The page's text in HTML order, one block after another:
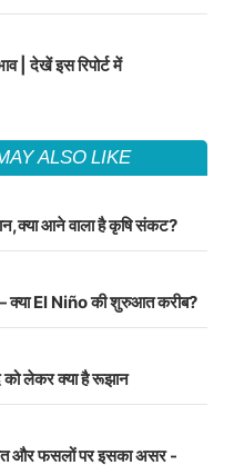
| देखें इस रिपोर्ट में
ALSO LIKE
आने वाला है कृषि संकट?
क्या El Niño की शुरुआत करीब?
को लेकर क्या है रूझान
और फसलों पर इसका असर -